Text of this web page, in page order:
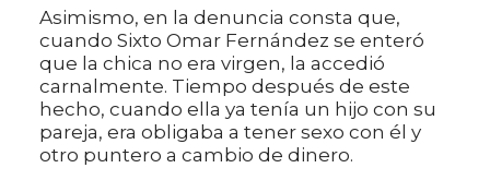
Asimismo, en la denuncia consta que,
cuando Sixto Omar Fernández se enteró
que la chica no era virgen, la accedió
carnalmente. Tiempo después de este
hecho, cuando ella ya tenía un hijo con su
pareja, era obligaba a tener sexo con él y
otro puntero a cambio de dinero.